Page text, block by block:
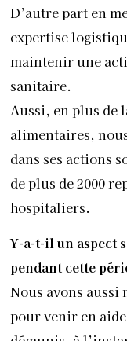
D’autre part en
expertise
maintenir une
sanitaire.
Aussi, en plus de
alimentaires,
dans ses actions
de plus de 2000
hospitaliers.
Y-a-t-il un aspect
pendant cette
Nous avons aussi
pour venir en